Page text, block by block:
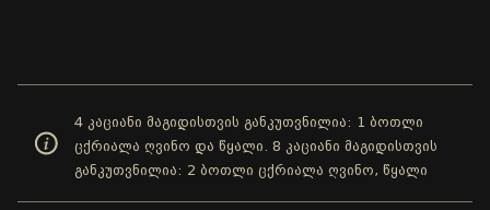
4 კაციანი მაგიდისთვის განკუთვნილია: 1 ბოთლი
ცქრიალა ღვინო და წყალი. 8 კაციანი მაგიდისთვის
განკუთვნილია: 2 ბოთლი ცქრიალა ღვინო, წყალი